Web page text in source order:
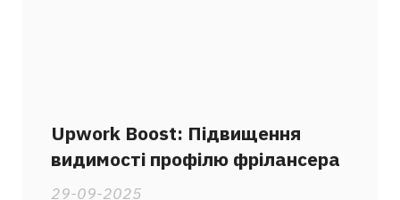
Upwork Boost: Підвищення
видимості профілю фрілансера
29-09-2025